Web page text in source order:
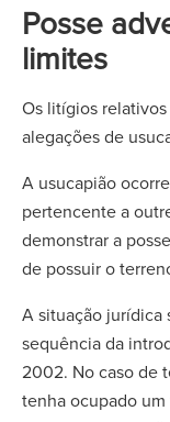
Posse
limites
Os litígios
alegações de
A usucapião
pertencente a
demonstrar a
de possuir o
A situação jurídica
sequência da
2002. No caso de
tenha ocupado